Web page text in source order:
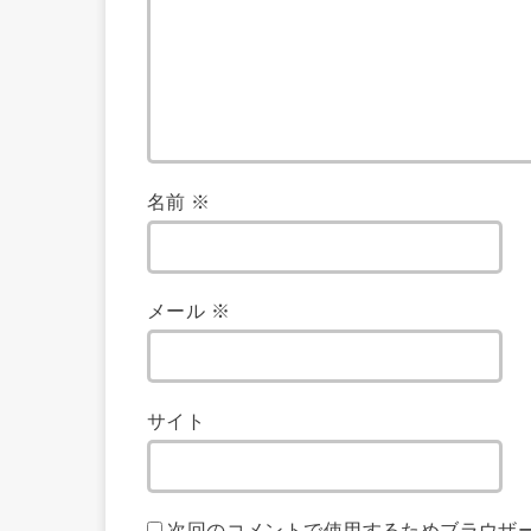
名前 ※
メール ※
サイト